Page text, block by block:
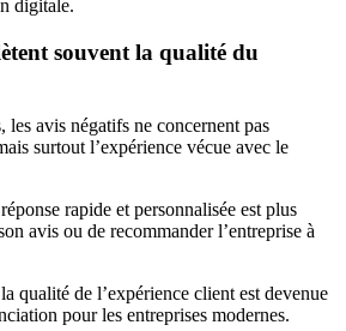
digitale.
souvent la qualité du
les avis négatifs ne concernent pas
surtout l’expérience vécue avec le
rapide et personnalisée est plus
avis ou de recommander l’entreprise à
qualité de l’expérience client est devenue
pour les entreprises modernes.